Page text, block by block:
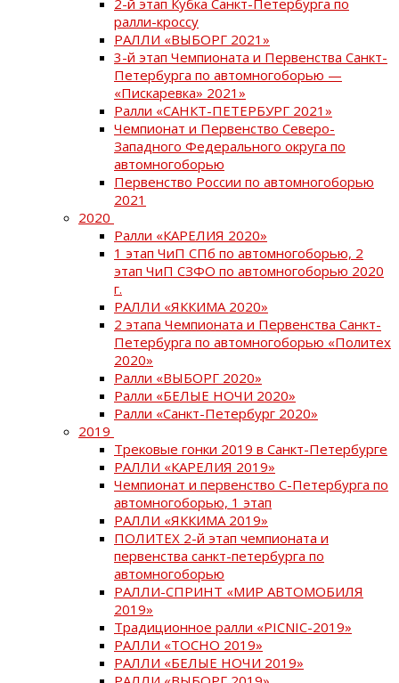
ралли-кроссу
РАЛЛИ «ВЫБОРГ 2021»
3-й этап Чемпионата и Первенства Санкт-
Петербурга по автомногоборью —
«Пискаревка» 2021»
Ралли «САНКТ-ПЕТЕРБУРГ 2021»
Чемпионат и Первенство Северо-
Западного Федерального округа по
автомногоборью
Первенство России по автомногоборью
2021
2020
Ралли «КАРЕЛИЯ 2020»
1 этап ЧиП СПб по автомногоборью, 2
этап ЧиП СЗФО по автомногоборью 2020
г.
РАЛЛИ «ЯККИМА 2020»
2 этапа Чемпионата и Первенства Санкт-
Петербурга по автомногоборью «Политех
2020»
Ралли «ВЫБОРГ 2020»
Ралли «БЕЛЫЕ НОЧИ 2020»
Ралли «Санкт-Петербург 2020»
2019
Трековые гонки 2019 в Санкт-Петербурге
РАЛЛИ «КАРЕЛИЯ 2019»
Чемпионат и первенство С-Петербурга по
автомногоборью, 1 этап
РАЛЛИ «ЯККИМА 2019»
ПОЛИТЕХ 2-й этап чемпионата и
первенства санкт-петербурга по
автомногоборью
РАЛЛИ-СПРИНТ «МИР АВТОМОБИЛЯ
2019»
Традиционное ралли «PICNIC-2019»
РАЛЛИ «ТОСНО 2019»
РАЛЛИ «БЕЛЫЕ НОЧИ 2019»